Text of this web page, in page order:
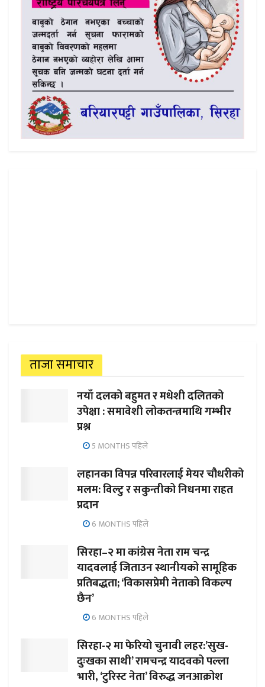
ताजा समाचार
नयाँ दलको बहुमत र मधेशी दलितको
उपेक्षा : समावेशी लोकतन्त्रमाथि गम्भीर
प्रश्न
5 MONTHS पहिले
लहानका विपन्न परिवारलाई मेयर चौधरीको
मलम: विल्टु र सकुन्तीको निधनमा राहत
प्रदान
6 MONTHS पहिले
सिरहा–२ मा कांग्रेस नेता राम चन्द्र
यादवलाई जिताउन स्थानीयको सामूहिक
प्रतिबद्धता; ‘विकासप्रेमी नेताको विकल्प
छैन’
6 MONTHS पहिले
सिरहा-२ मा फेरियो चुनावी लहर:’सुख-
दुःखका साथी’ रामचन्द्र यादवको पल्ला
भारी, ‘टुरिस्ट नेता’ विरुद्ध जनआक्रोश